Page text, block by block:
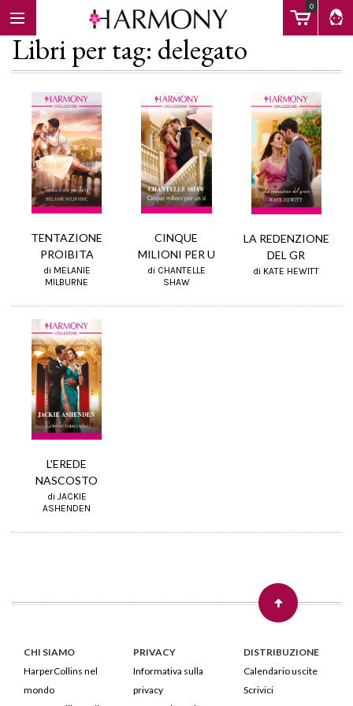
0
EBOOK
Calendario
Libri per tag: delegato
TENTAZIONE
PROIBITA
di MELANIE
MILBURNE
CINQUE
MILIONI PER U
di CHANTELLE
SHAW
LA REDENZIONE
DEL GR
di KATE HEWITT
L'EREDE
NASCOSTO
di JACKIE
ASHENDEN
CHI SIAMO
HarperCollins nel
mondo
PRIVACY
Informativa sulla
privacy
DISTRIBUZIONE
Calendario uscite
Scrivici